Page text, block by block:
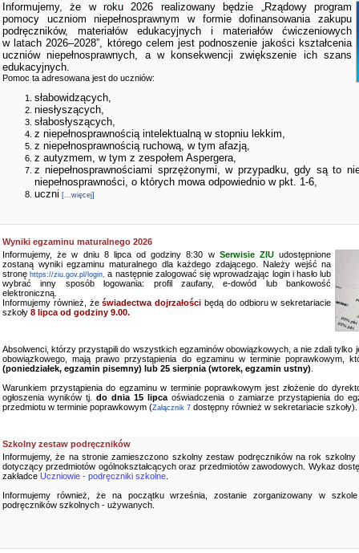
Informujemy, że w roku 2026 realizowany będzie „Rządowy program
pomocy uczniom niepełnosprawnym w formie dofinansowania zakupu
podręczników, materiałów edukacyjnych i materiałów ćwiczeniowych
w latach 2026–2028”, którego celem jest podnoszenie jakości kształcenia
uczniów niepełnosprawnych, a w konsekwencji zwiększenie ich szans
edukacyjnych.
Pomoc ta adresowana jest do uczniów:
słabowidzących,
niesłyszących,
słabosłyszących,
z niepełnosprawnością intelektualną w stopniu lekkim,
z niepełnosprawnością ruchową, w tym afazją,
z autyzmem, w tym z zespołem Aspergera,
z niepełnosprawnościami sprzężonymi, w przypadku, gdy są to
niepełnosprawności, o których mowa odpowiednio w pkt. 1-6,
uczni [...więcej]
Wyniki egzaminu maturalnego 2026
Informujemy, że w dniu 8 lipca od godziny 8:30 w Serwisie ZIU udostępnione
zostaną wyniki egzaminu maturalnego dla każdego zdającego. Należy wejść na
stronęhttps://ziu.gov.pl/login, a następnie zalogować się wprowadzając login i hasło lub
wybrać inny sposób logowania: profil zaufany, e-dowód lub bankowość
elektroniczną.
Informujemy również, żeświadectwa dojrzałości będą do odbioru w sekretariacie
szkoły 8 lipca od godziny 9.00.
Absolwenci, którzy przystąpili do wszystkich egzaminów obowiązkowych, a nie zdali tylko
obowiązkowego, mają prawo przystąpienia do egzaminu w terminie poprawkowym,
(poniedziałek, egzamin pisemny) lub 25 sierpnia (wtorek, egzamin ustny)
Warunkiem przystąpienia do egzaminu w terminie poprawkowym jest złożenie do
ogłoszenia wyników tj.do dnia 15 lipca oświadczenia o zamiarze przystąpienia do
przedmiotu w terminie poprawkowym (Załącznik 7 dostępny również w sekretariacie szkoły).
Szkolny zestaw podręczników
Informujemy, że na stronie zamieszczono szkolny zestaw podręczników na rok szkolny
dotyczący przedmiotów ogólnokształcących oraz przedmiotów zawodowych. Wykaz
zakładce Uczniowie - podręczniki szkolne
Informujemy również, że na początku września, zostanie zorganizowany w
podręczników szkolnych - używanych.